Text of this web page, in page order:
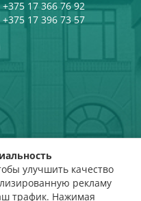
+375 17 366 76 92
+375 17 396 73 57
улучшить качество
рекламу
трафик. Нажимая